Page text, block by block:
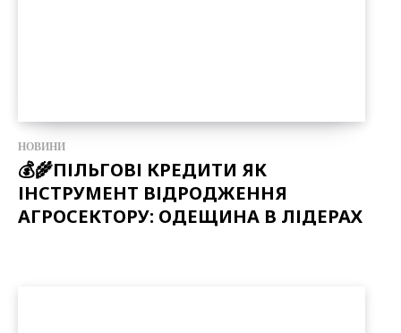
НОВИНИ
💰🌾ПІЛЬГОВІ КРЕДИТИ ЯК
ІНСТРУМЕНТ ВІДРОДЖЕННЯ
АГРОСЕКТОРУ: ОДЕЩИНА В ЛІДЕРАХ